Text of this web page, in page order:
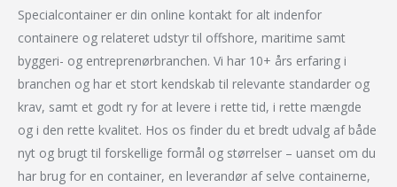
Specialcontainer er din online kontakt for alt indenfor
containere og relateret udstyr til offshore, maritime samt
byggeri- og entreprenørbranchen. Vi har 10+ års erfaring i
branchen og har et stort kendskab til relevante standarder og
krav, samt et godt ry for at levere i rette tid, i rette mængde
og i den rette kvalitet. Hos os finder du et bredt udvalg af både
nyt og brugt til forskellige formål og størrelser – uanset om du
har brug for en container, en leverandør af selve containerne,